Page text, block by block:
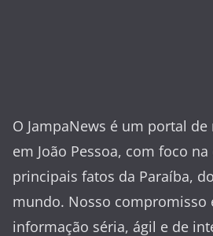
O JampaNews é um portal
em João Pessoa, com foco
principais fatos da Paraíba,
mundo. Nosso compromisso
informação séria, ágil e de